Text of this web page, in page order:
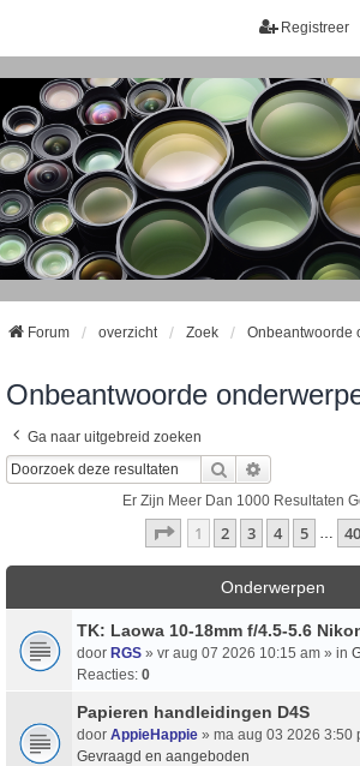
Registreer
Forum overzicht Zoek Onbeantwoorde
Onbeantwoorde
Ga naar uitgebreid zoeken
Zoek
Er Zijn Meer Dan 1000 Resultaten
Pagina Van40
1 2 3 4 5 40
Onderwerpen
TK: Laowa 10-18mm f/4.5-5.6
door RGS » vr aug 07 2026 10:15 am » in
Reacties: 0
Papieren handleidingen D4S
door AppieHappie » ma aug 03 2026 3:50
Gevraagd en aangeboden